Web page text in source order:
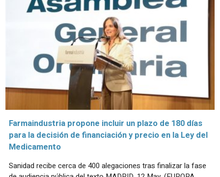
Farmaindustria propone incluir un plazo de 180 días
para la decisión de financiación y precio en la Ley del
Medicamento
Sanidad recibe cerca de 400 alegaciones tras finalizar la fase